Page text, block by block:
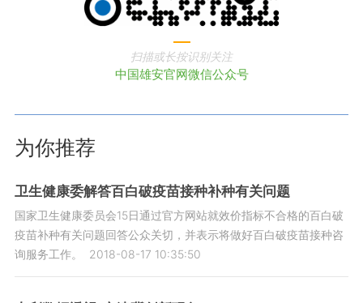
扫描或长按识别关注
中国雄安官网微信公众号
为你推荐
卫生健康委解答百白破疫苗接种补种有关问题
国家卫生健康委员会15日通过官方网站就效价指标不合格的百白破
疫苗补种有关问题回答公众关切，并表示将做好百白破疫苗接种咨
询服务工作。
2018-08-17 10:35:50